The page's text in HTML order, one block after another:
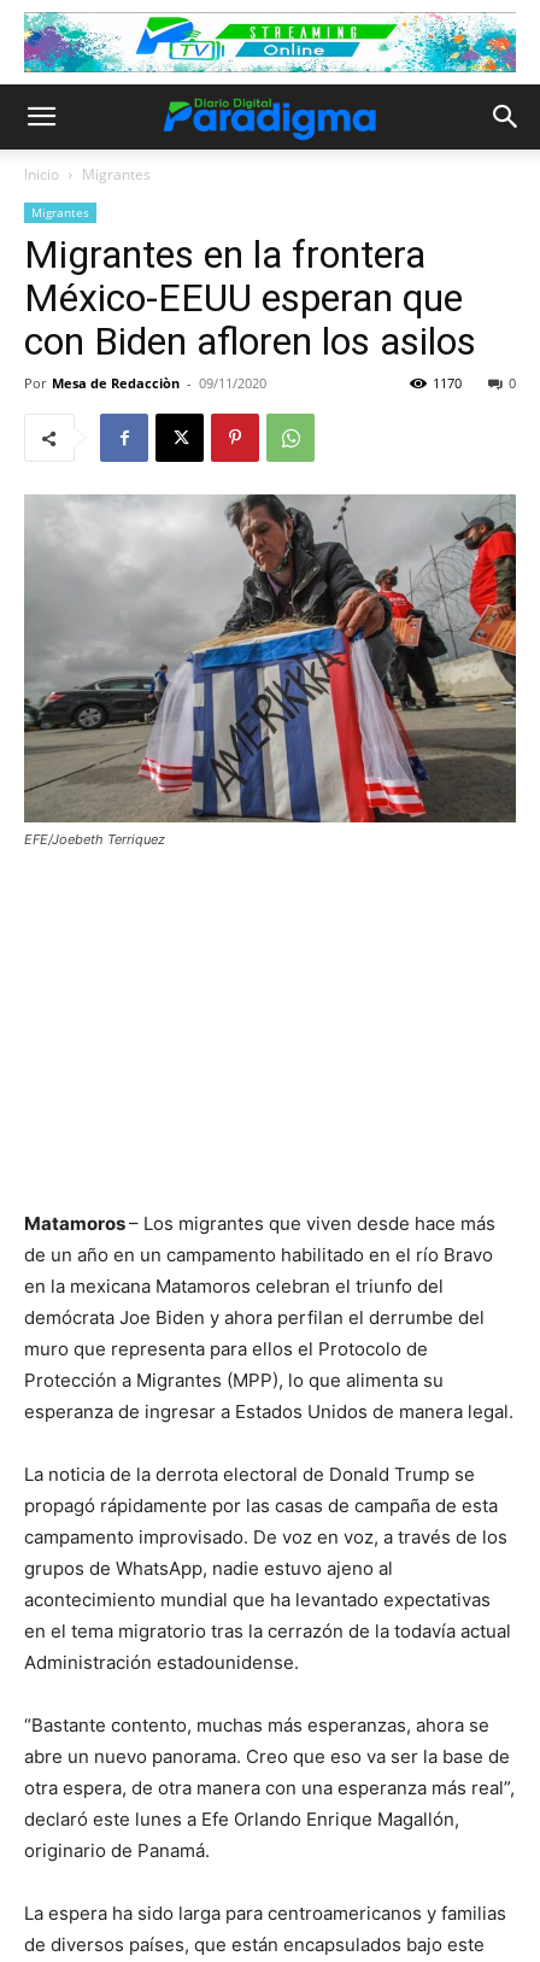
Inicio Migrantes
Migrantes
Migrantes en la frontera
México-EEUU esperan que
con Biden afloren los asilos
Por Mesa de Redacciòn - 09/11/2020 0
1170
EFE/Joebeth Terriquez
Matamoros– Los migrantes que viven desde hace más
de un año en un campamento habilitado en el río Bravo
en la mexicana Matamoros celebran el triunfo del
demócrata Joe Biden y ahora perfilan el derrumbe del
muro que representa para ellos el Protocolo de
Protección a Migrantes (MPP), lo que alimenta su
esperanza de ingresar a Estados Unidos de manera legal.
La noticia de la derrota electoral de Donald Trump se
propagó rápidamente por las casas de campaña de esta
campamento improvisado. De voz en voz, a través de los
grupos de WhatsApp, nadie estuvo ajeno al
acontecimiento mundial que ha levantado expectativas
en el tema migratorio tras la cerrazón de la todavía actual
Administración estadounidense.
“Bastante contento, muchas más esperanzas, ahora se
abre un nuevo panorama. Creo que eso va ser la base de
otra espera, de otra manera con una esperanza más real”,
declaró este lunes a Efe Orlando Enrique Magallón,
originario de Panamá.
La espera ha sido larga para centroamericanos y familias
de diversos países, que están encapsulados bajo este